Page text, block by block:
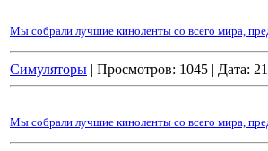
Мы собрали лучшие киноленты со всего мира,
Cимуляторы | Просмотров: 1045 | Дата:
Мы собрали лучшие киноленты со всего мира,